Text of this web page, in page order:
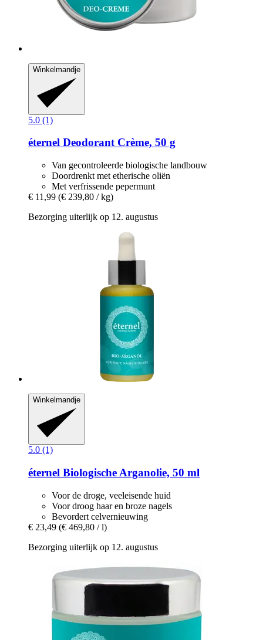
Winkelmandje
5.0 (1)
éternel Deodorant Crème, 50 g
Van gecontroleerde biologische landbouw
Doordrenkt met etherische oliën
Met verfrissende pepermunt
€ 11,99 (€ 239,80 / kg)
Bezorging uiterlijk op 12. augustus
Winkelmandje
5.0 (1)
éternel Biologische Arganolie, 50 ml
Voor de droge, veeleisende huid
Voor droog haar en broze nagels
Bevordert celvernieuwing
€ 23,49 (€ 469,80 / l)
Bezorging uiterlijk op 12. augustus